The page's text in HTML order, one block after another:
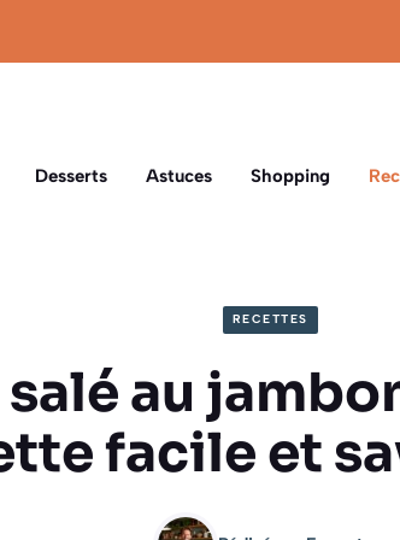
Desserts Astuces Shopping
RECETTES
au
facile et